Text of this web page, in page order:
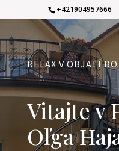
+421904957666
RELAX V OBJATÍ
Vitajte v
Oľga